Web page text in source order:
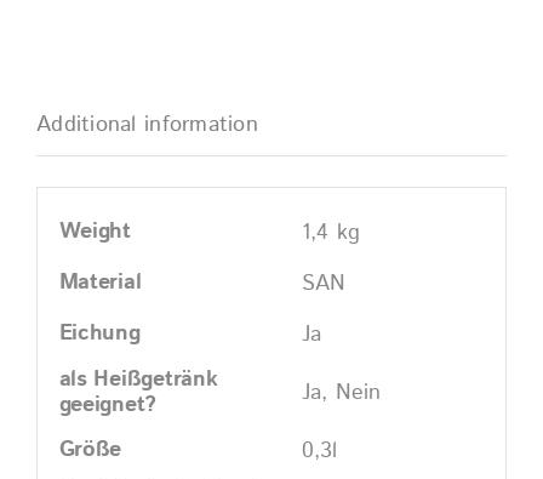
Additional information
Weight
1,4 kg
Material
SAN
Eichung
Ja
als Heißgetränk
geeignet?
Ja, Nein
Größe
0,3l